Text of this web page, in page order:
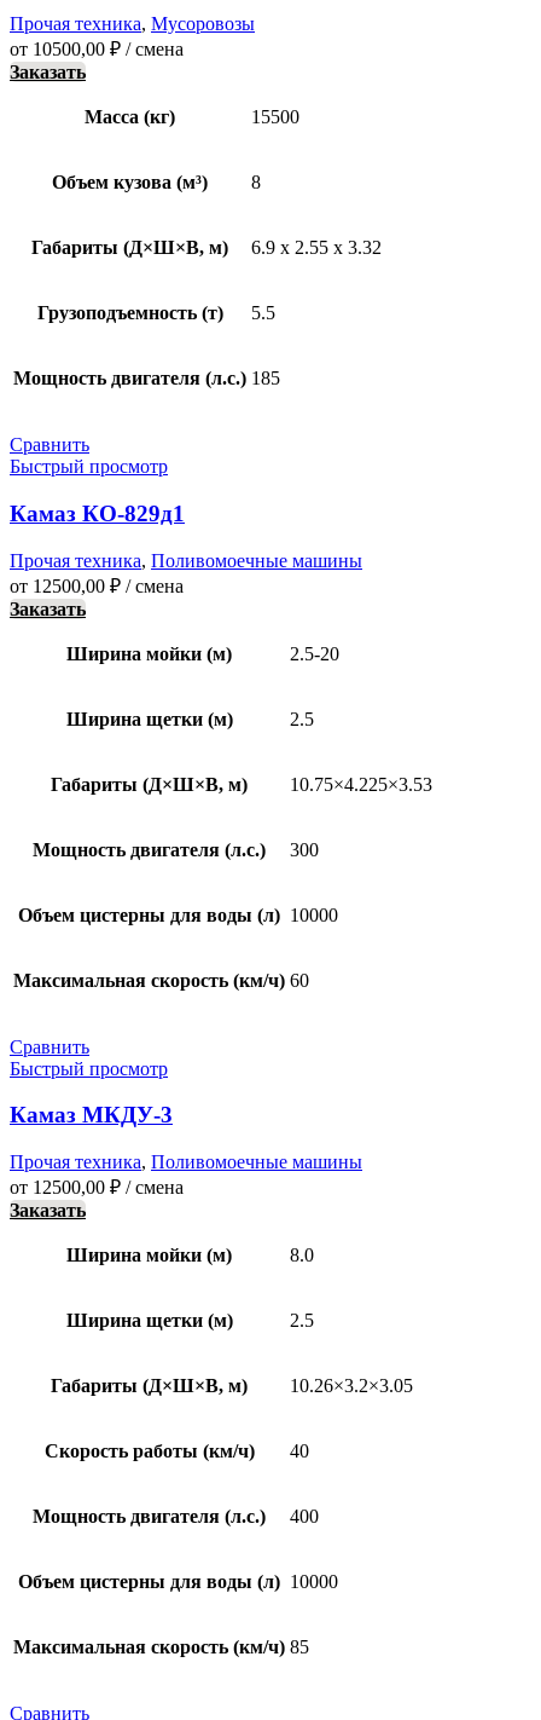
Прочая техника, Мусоровозы
от 10500,00 ₽ / смена
Заказать
Масса (кг) 15500
Объем кузова (м³) 8
Габариты (Д×Ш×В, м) 6.9 x 2.55 x 3.32
Грузоподъемность (т) 5.5
Мощность двигателя (л.с.) 185
Сравнить
Быстрый просмотр
Камаз КО-829д1
Прочая техника, Поливомоечные машины
от 12500,00 ₽ / смена
Заказать
Ширина мойки (м) 2.5-20
Ширина щетки (м) 2.5
Габариты (Д×Ш×В, м) 10.75×4.225×3.53
Мощность двигателя (л.с.) 300
Объем цистерны для воды (л) 10000
Максимальная скорость (км/ч) 60
Сравнить
Быстрый просмотр
Камаз МКДУ-3
Прочая техника, Поливомоечные машины
от 12500,00 ₽ / смена
Заказать
Ширина мойки (м) 8.0
Ширина щетки (м) 2.5
Габариты (Д×Ш×В, м) 10.26×3.2×3.05
Скорость работы (км/ч) 40
Мощность двигателя (л.с.) 400
Объем цистерны для воды (л) 10000
Максимальная скорость (км/ч) 85
Сравнить